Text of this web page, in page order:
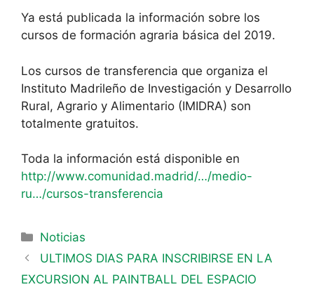
Ya está publicada la información sobre los
cursos de formación agraria básica del 2019.
Los cursos de transferencia que organiza el
Instituto Madrileño de Investigación y Desarrollo
Rural, Agrario y Alimentario (IMIDRA) son
totalmente gratuitos.
Toda la información está disponible en
http://www.comunidad.madrid/…/medio-
ru…/cursos-transferencia
Noticias
ULTIMOS DIAS PARA INSCRIBIRSE EN LA
EXCURSION AL PAINTBALL DEL ESPACIO